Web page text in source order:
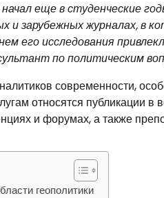
еще в студенческие
зарубежных журналах, в
его исследования
по политическим
современности,
относятся публикации
и форумах, а также
геополитики